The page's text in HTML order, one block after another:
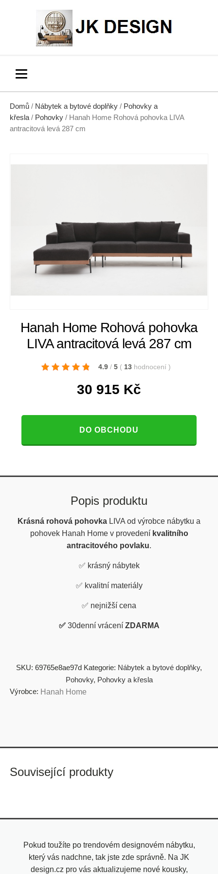
Domů / Nábytek a bytové doplňky / Pohovky a
křesla / Pohovky / Hanah Home Rohová pohovka LIVA
antracitová levá 287 cm
Hanah Home Rohová pohovka
LIVA antracitová levá 287 cm
4.9 / 5 ( 13 hodnocení )
30 915 Kč
DO OBCHODU
Popis produktu
Krásná rohová pohovka LIVA od výrobce nábytku a
pohovek Hanah Home v provedení kvalitního
antracitového povlaku.
✅ krásný nábytek
✅ kvalitní materiály
✅ nejnižší cena
✅ 30denní vrácení ZDARMA
SKU: 69765e8ae97d Kategorie: Nábytek a bytové doplňky,
Pohovky, Pohovky a křesla
Výrobce: Hanah Home
Související produkty
Pokud toužíte po trendovém designovém nábytku,
který vás nadchne, tak jste zde správně. Na JK
design.cz pro vás aktualizujeme nové kousky,